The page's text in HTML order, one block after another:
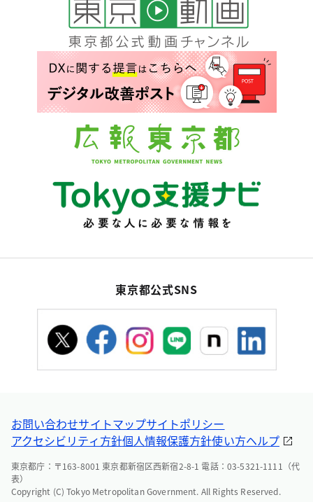
東京都公式SNS
お問い合わせサイトマップサイトポリシー
アクセシビリティ方針個人情報保護方針使い方ヘルプ
東京都庁：〒163-8001 東京都新宿区西新宿2-8-1 電話：03-5321-1111（代
表）
Copyright (C) Tokyo Metropolitan Government. All Rights Reserved.